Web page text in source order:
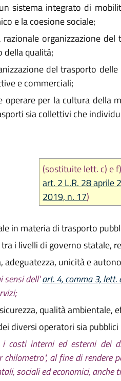
sistema integrato di
e la coesione sociale;
razionale organizzazione
della qualità;
del trasporto
e commerciali;
operare per la cultura della
sia collettivi che
(sostituite lett. c) e
art. 2 L.R. 28 aprile
2019, n. 17)
in materia di trasporto
i livelli di governo statale,
adeguatezza, unicità e
sensi dell'art. 4, comma 3, lett.
qualità ambientale,
diversi operatori sia
costi interni ed esterni dei
chilometro", al fine di rendere
sociali ed economici,